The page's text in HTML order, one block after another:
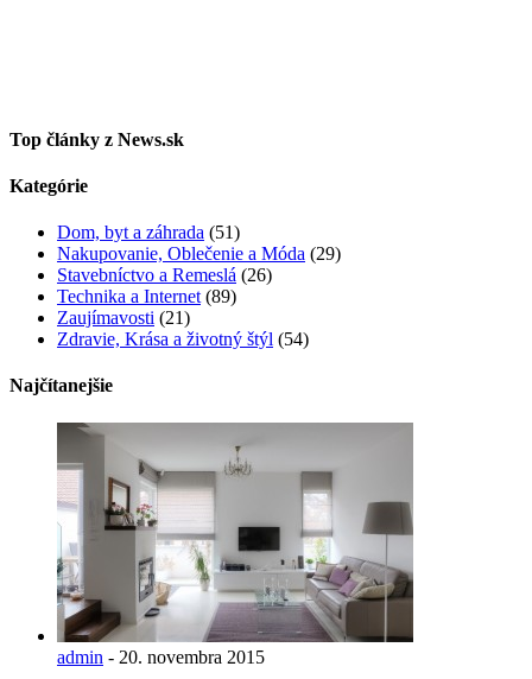
Top články z News.sk
Kategórie
Dom, byt a záhrada (51)
Nakupovanie, Oblečenie a Móda (29)
Stavebníctvo a Remeslá (26)
Technika a Internet (89)
Zaujímavosti (21)
Zdravie, Krása a životný štýl (54)
Najčítanejšie
admin - 20. novembra 2015